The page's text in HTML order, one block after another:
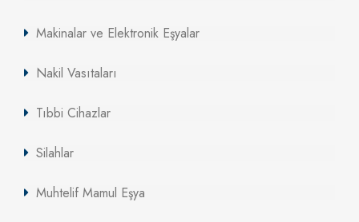
Makinalar ve Elektronik Eşyalar
Nakil Vasıtaları
Tıbbi Cihazlar
Silahlar
Muhtelif Mamul Eşya